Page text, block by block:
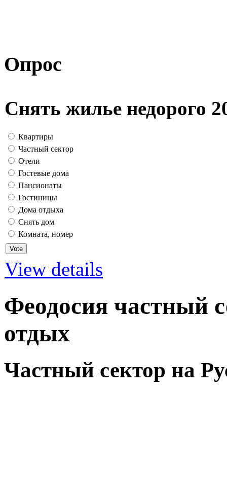
Опрос
Снять жилье недорого
Квартиры
Частный сектор
Отели
Гостевые дома
Пансионаты
Гостиницы
Дома отдыха
Снять дом
Комната, номер
View details
Феодосия частный
отдых
Частный сектор на